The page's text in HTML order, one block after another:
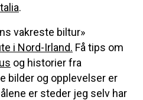
.
vakreste biltur»
i Nord-Irland. Få tips om
og historier fra
bilder og opplevelser er
er steder jeg selv har